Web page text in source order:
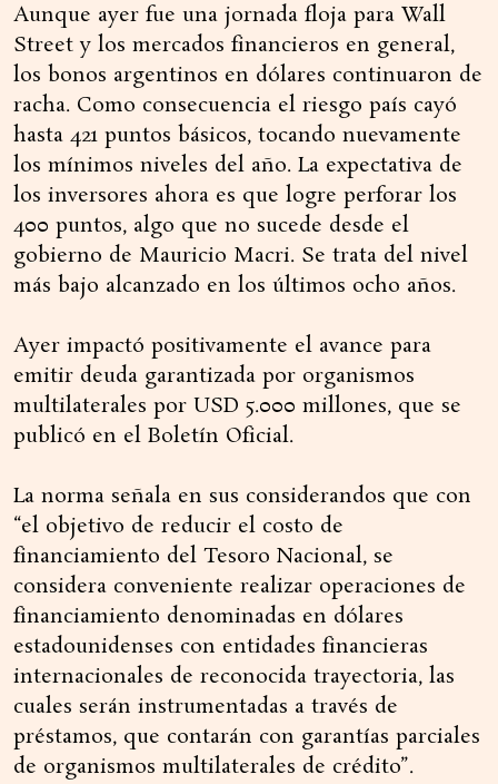
Aunque ayer fue una jornada floja para Wall
Street y los mercados financieros en general,
los bonos argentinos en dólares continuaron de
racha. Como consecuencia el riesgo país cayó
hasta 421 puntos básicos, tocando nuevamente
los mínimos niveles del año. La expectativa de
los inversores ahora es que logre perforar los
400 puntos, algo que no sucede desde el
gobierno de Mauricio Macri. Se trata del nivel
más bajo alcanzado en los últimos ocho años.
Ayer impactó positivamente el avance para
emitir deuda garantizada por organismos
multilaterales por USD 5.000 millones, que se
publicó en el Boletín Oficial.
La norma señala en sus considerandos que con
“el objetivo de reducir el costo de
financiamiento del Tesoro Nacional, se
considera conveniente realizar operaciones de
financiamiento denominadas en dólares
estadounidenses con entidades financieras
internacionales de reconocida trayectoria, las
cuales serán instrumentadas a través de
préstamos, que contarán con garantías parciales
de organismos multilaterales de crédito”.